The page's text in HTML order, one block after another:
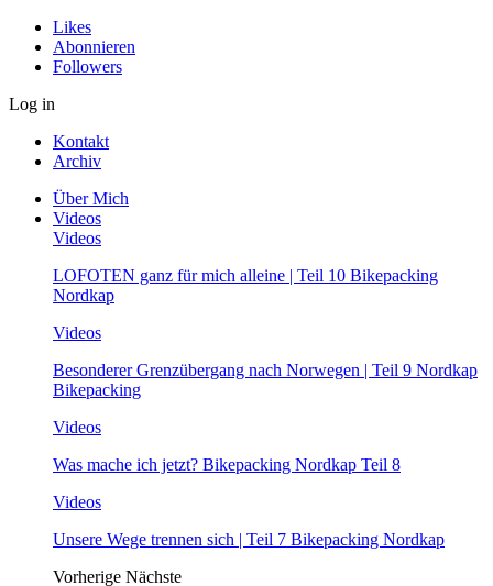
Likes
Abonnieren
Followers
Log in
Kontakt
Archiv
Über Mich
Videos
Videos
LOFOTEN ganz für mich alleine | Teil 10 Bikepacking
Nordkap
Videos
Besonderer Grenzübergang nach Norwegen | Teil 9 Nordkap
Bikepacking
Videos
Was mache ich jetzt? Bikepacking Nordkap Teil 8
Videos
Unsere Wege trennen sich | Teil 7 Bikepacking Nordkap
Vorherige Nächste